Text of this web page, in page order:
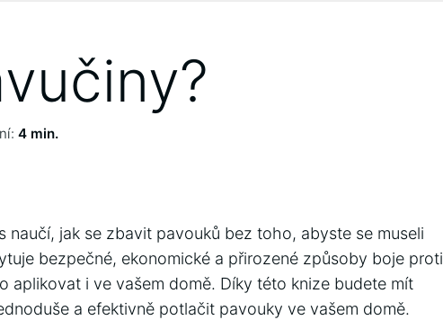
4 min.
naučí, jak se zbavit pavouků bez toho, abyste se museli
bezpečné, ekonomické a přirozené způsoby boje proti
aplikovat i ve vašem domě. Díky této knize budete mít
a efektivně potlačit pavouky ve vašem domě.